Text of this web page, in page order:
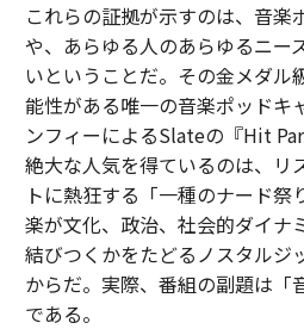
これらの証拠が示すのは、音楽
や、あらゆる人のあらゆるニー
いということだ。その金メダル
能性がある唯一の音楽ポッドキ
ンフィーによるSlateの『Hit
絶大な人気を得ているのは、
トに熱狂する「一種のナード
楽が文化、政治、社会的ダイナ
結びつくかをたどるノスタルジ
からだ。実際、番組の副題は「
である。